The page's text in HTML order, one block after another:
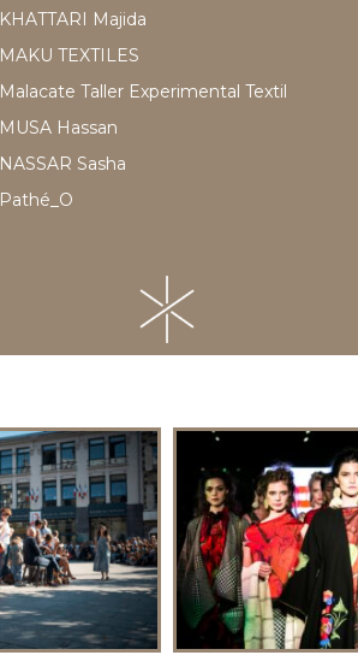
KHATTARI Majida
MAKU TEXTILES
Malacate Taller Experimental Textil
MUSA Hassan
NASSAR Sasha
Pathé_O